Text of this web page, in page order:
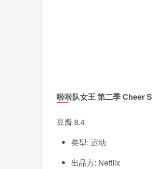
啦啦队女王 第二季 Cheer
豆瓣 8.4
类型: 运动
出品方: Netflix